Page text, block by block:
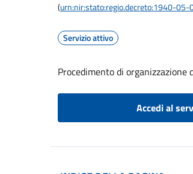
(urn:nir:stato:regio.decreto:1940-05-
Servizio attivo
Procedimento di
Accedi al